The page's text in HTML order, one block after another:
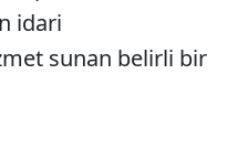
idari
sunan belirli bir